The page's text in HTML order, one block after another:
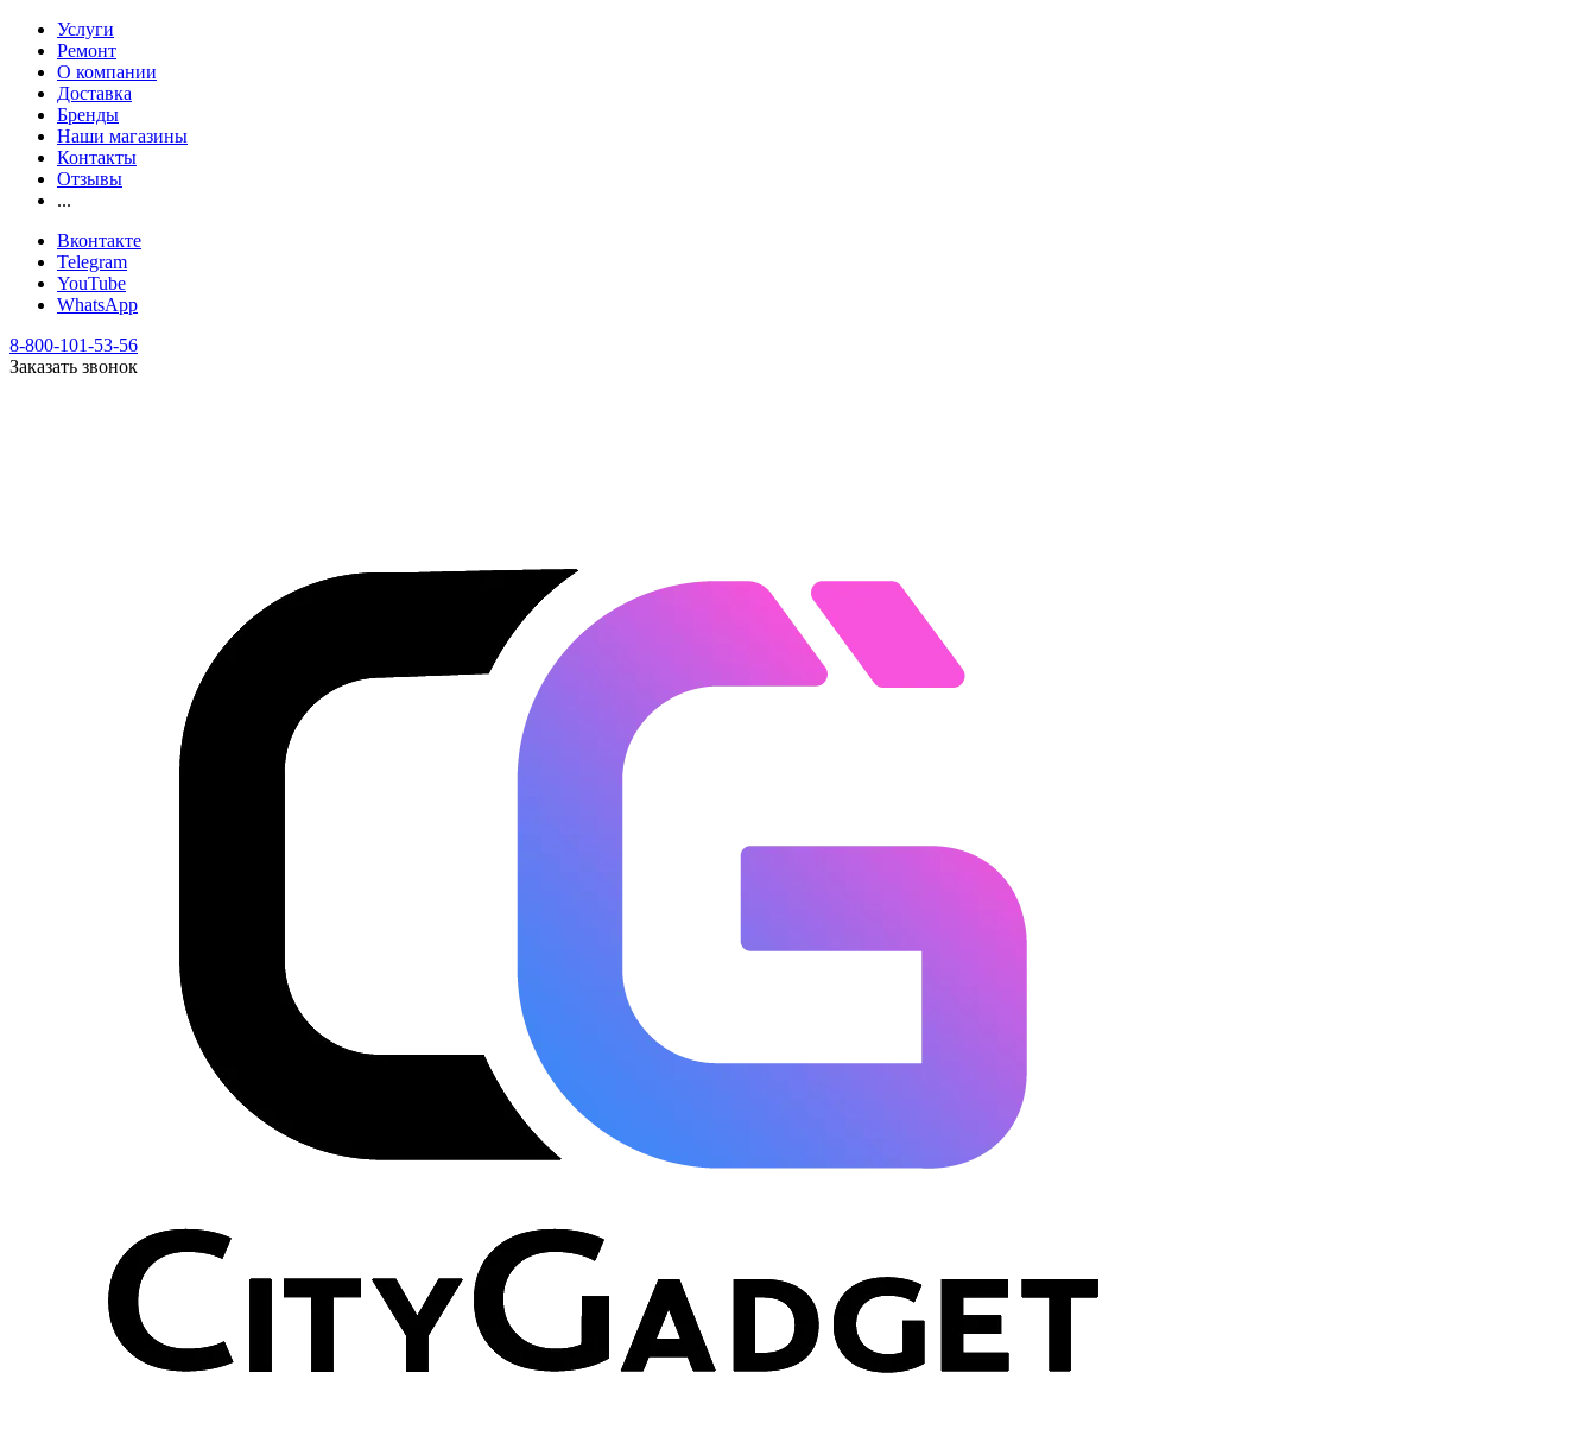
Услуги
Ремонт
О компании
Доставка
Бренды
Наши магазины
Контакты
Отзывы
...
Вконтакте
Telegram
YouTube
WhatsApp
8-800-101-53-56
Заказать звонок